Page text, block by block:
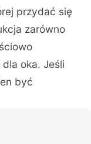
przydać się
zarówno
oka. Jeśli
być